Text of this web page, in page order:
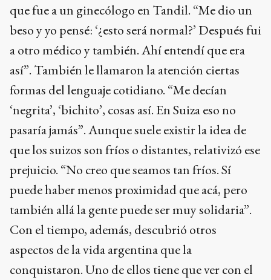
que fue a un ginecólogo en Tandil. “Me dio un
beso y yo pensé: ‘¿esto será normal?’ Después fui
a otro médico y también. Ahí entendí que era
así”. También le llamaron la atención ciertas
formas del lenguaje cotidiano. “Me decían
‘negrita’, ‘bichito’, cosas así. En Suiza eso no
pasaría jamás”. Aunque suele existir la idea de
que los suizos son fríos o distantes, relativizó ese
prejuicio. “No creo que seamos tan fríos. Sí
puede haber menos proximidad que acá, pero
también allá la gente puede ser muy solidaria”.
Con el tiempo, además, descubrió otros
aspectos de la vida argentina que la
conquistaron. Uno de ellos tiene que ver con el